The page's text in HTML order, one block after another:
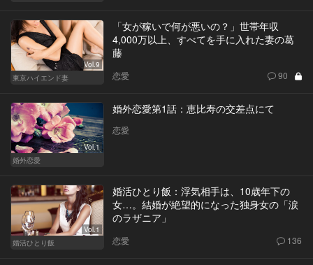
Vol.9
東京ハイエンド妻
「女が稼いで何が悪いの？」世帯年収
4,000万以上、すべてを手に入れた妻の葛
藤
恋愛 90
Vol.1
婚外恋愛
婚外恋愛第1話：恵比寿の交差点にて
恋愛
Vol.1
婚活ひとり飯
婚活ひとり飯：浮気相手は、10歳年下の
女…。結婚が絶望的になった独身女の「涙
のラザニア」
恋愛 136